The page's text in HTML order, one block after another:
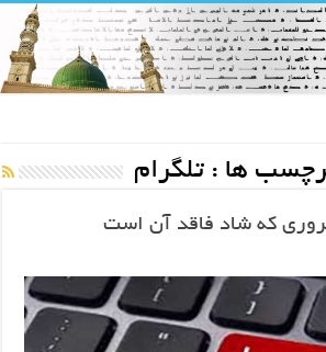
ها : تلگرام
که شاد فاقد آن است